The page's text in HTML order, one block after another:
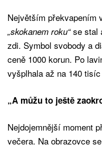
Největším překvapením
„skokanem roku“se stal
zdi. Symbol svobody a
ceně 1000 korun. Po
vyšplhala až na 140
„A můžu to ještě
Nejdojemnější moment
večera. Na obrazovce